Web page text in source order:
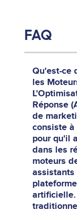
FAQ
Qu'est-ce
les
Réponse
de
consiste
pour qu'il
dans les
moteurs
assistants
artificielle.